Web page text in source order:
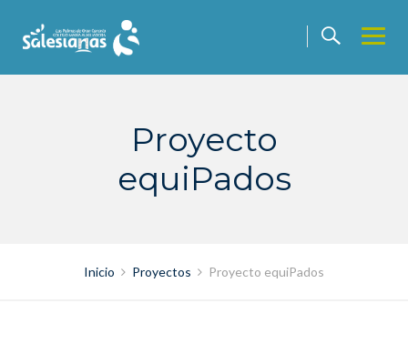
contenido
Proyecto
equiPados
Inicio Proyectos Proyecto equiPados